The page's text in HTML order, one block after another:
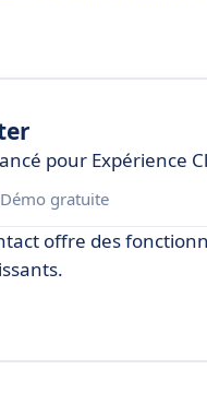
pour Expérience
Démo gratuite
offre des